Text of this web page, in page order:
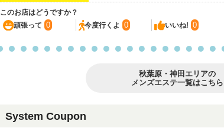
このお店はどうですか？
頑張って 0 今度行くよ 0 いいね! 0
秋葉原・神田エリアの
メンズエステ一覧はこちら
System Coupon